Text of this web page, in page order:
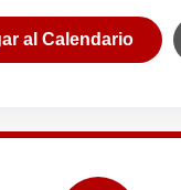
al Calendario